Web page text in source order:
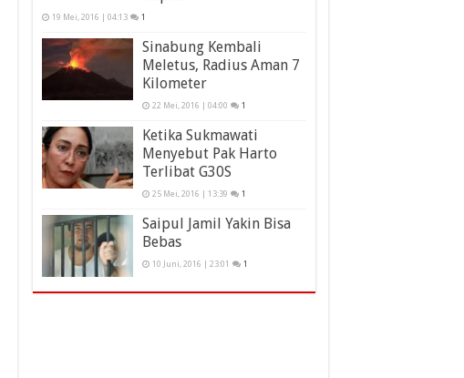
19 Mei, 2016 | 04:13 1
Sinabung Kembali
Meletus, Radius Aman 7
Kilometer
22 Mei, 2016 | 04:00 1
Ketika Sukmawati
Menyebut Pak Harto
Terlibat G30S
25 Mei, 2016 | 13:39 1
Saipul Jamil Yakin Bisa
Bebas
10 Juni, 2016 | 23:01 1